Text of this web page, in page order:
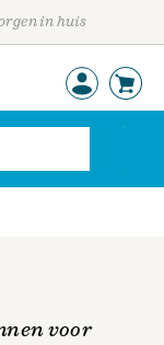
in huis
voor